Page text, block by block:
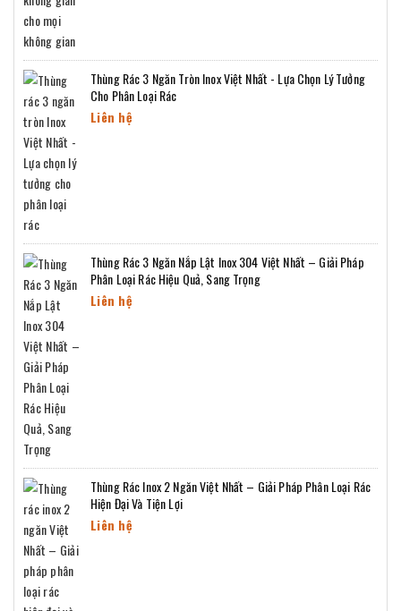
Thùng Rác 3 Ngăn Tròn Inox Việt Nhất - Lựa Chọn Lý Tưởng
Cho Phân Loại Rác
Liên hệ
Thùng Rác 3 Ngăn Nắp Lật Inox 304 Việt Nhất – Giải Pháp
Phân Loại Rác Hiệu Quả, Sang Trọng
Liên hệ
Thùng Rác Inox 2 Ngăn Việt Nhất – Giải Pháp Phân Loại Rác
Hiện Đại Và Tiện Lợi
Liên hệ